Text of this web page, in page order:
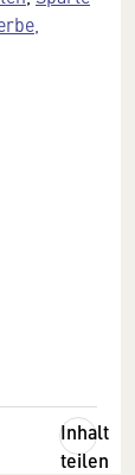
Inhalt
teilen